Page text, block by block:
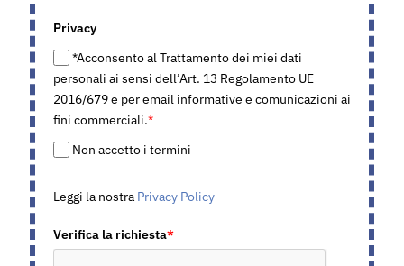
Privacy
*Acconsento al Trattamento dei miei dati
personali ai sensi dell’Art. 13 Regolamento UE
2016/679 e per email informative e comunicazioni ai
fini commerciali.*
Non accetto i termini
Leggi la nostra Privacy Policy
Verifica la richiesta*